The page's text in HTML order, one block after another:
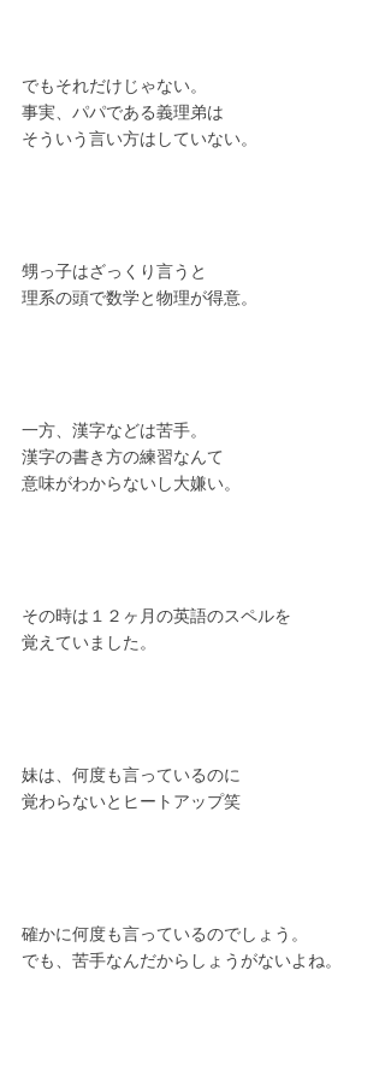
でもそれだけじゃない。
事実、パパである義理弟は
そういう言い方はしていない。
甥っ子はざっくり言うと
理系の頭で数学と物理が得意。
一方、漢字などは苦手。
漢字の書き方の練習なんて
意味がわからないし大嫌い。
その時は１２ヶ月の英語のスペルを
覚えていました。
妹は、何度も言っているのに
覚わらないとヒートアップ笑
確かに何度も言っているのでしょう。
でも、苦手なんだからしょうがないよね。